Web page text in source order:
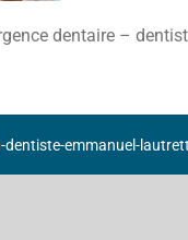
dentaire –
emmanuel-